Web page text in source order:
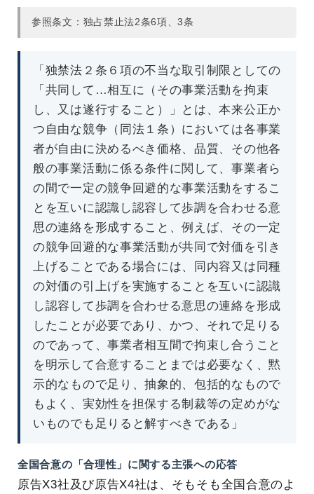
参照条文：独占禁止法2条6項、3条
「独禁法２条６項の不当な取引制限としての
「共同して…相互に（その事業活動を拘束
し、又は遂行すること）」とは、本来公正か
つ自由な競争（同法１条）においては各事業
者が自由に決めるべき価格、品質、その他各
般の事業活動に係る条件に関して、事業者ら
の間で一定の競争回避的な事業活動をするこ
とを互いに認識し認容して歩調を合わせる意
思の連絡を形成すること、例えば、その一定
の競争回避的な事業活動が共同で対価を引き
上げることである場合には、同内容又は同種
の対価の引上げを実施することを互いに認識
し認容して歩調を合わせる意思の連絡を形成
したことが必要であり、かつ、それで足りる
のであって、事業者相互間で拘束し合うこと
を明示して合意することまでは必要なく、黙
示的なもので足り、抽象的、包括的なもので
もよく、実効性を担保する制裁等の定めがな
いものでも足りると解すべきである」
全国合意の「合理性」に関する主張への応答
原告X3社及び原告X4社は、そもそも全国合意のよ